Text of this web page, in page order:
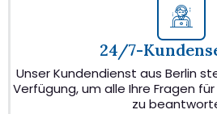
24/7-
Unser Kundendienst aus Berlin
Verfügung, um alle Ihre Fragen
zu